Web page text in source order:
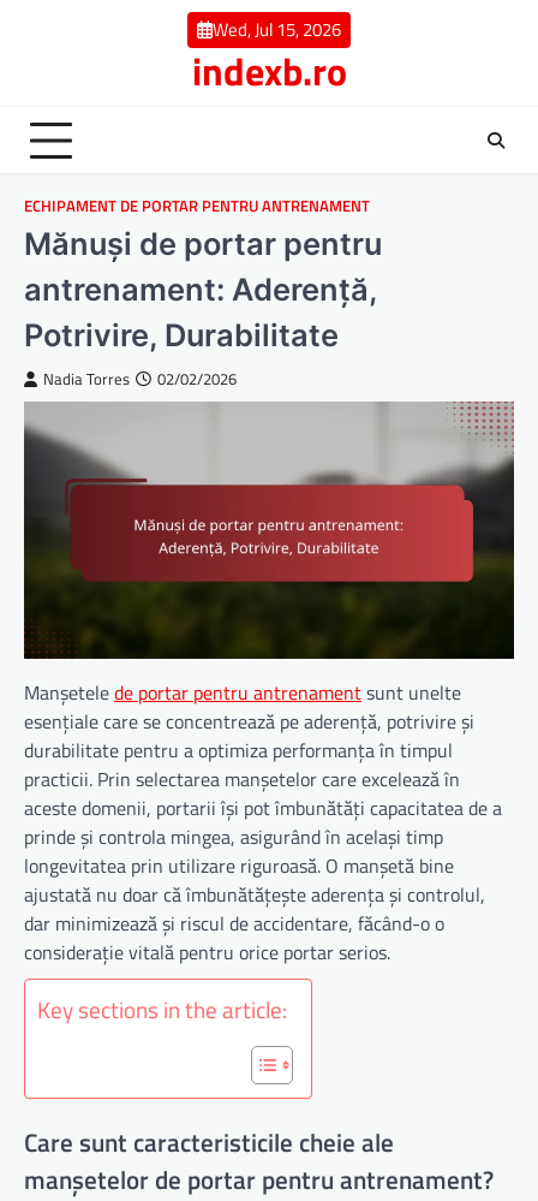
Wed, Jul 15, 2026
indexb.ro
ECHIPAMENT DE PORTAR PENTRU ANTRENAMENT
Mănuși de portar pentru
antrenament: Aderență,
Potrivire, Durabilitate
Nadia Torres 02/02/2026
Manșetelede portar pentru antrenamentsunt unelte
esențiale care se concentrează pe aderență, potrivire și
durabilitate pentru a optimiza performanța în timpul
practicii. Prin selectarea manșetelor care excelează în
aceste domenii, portarii își pot îmbunătăți capacitatea de a
prinde și controla mingea, asigurând în același timp
longevitatea prin utilizare riguroasă. O manșetă bine
ajustată nu doar că îmbunătățește aderența și controlul,
dar minimizează și riscul de accidentare, făcând-o o
considerație vitală pentru orice portar serios.
Key sections in the article:
Care sunt caracteristicile cheie ale
manșetelor de portar pentru antrenament?